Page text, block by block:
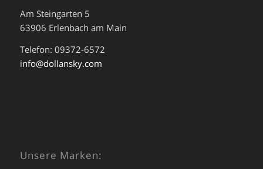
Am Steingarten 5
63906 Erlenbach am Main
Telefon: 09372-6572
info@dollansky.com
Unsere Marken: